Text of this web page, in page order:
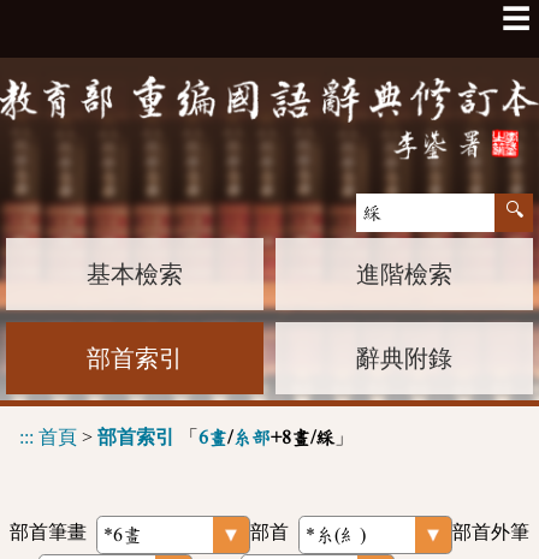
☰
基本檢索 進階檢索
部首索引 辭典附錄
::: 首頁 > 部首索引 「 6畫/糸部+8畫/綵 」
部首筆畫 部首
部首外筆